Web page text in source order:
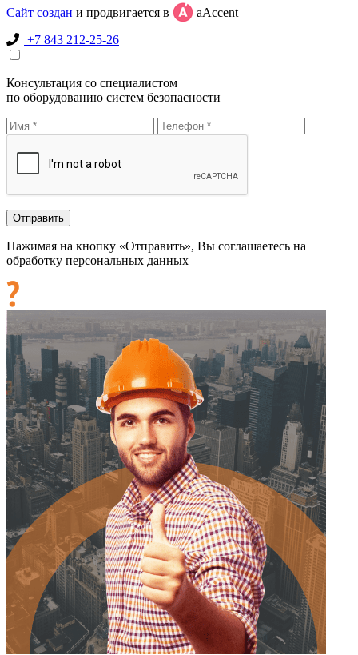
Сайт создан и продвигается в
aAccent
+7 843 212-25-26
Консультация со специалистом
по оборудованию систем безопасности
Нажимая на кнопку «Отправить», Вы соглашаетесь на
обработку персональных данных